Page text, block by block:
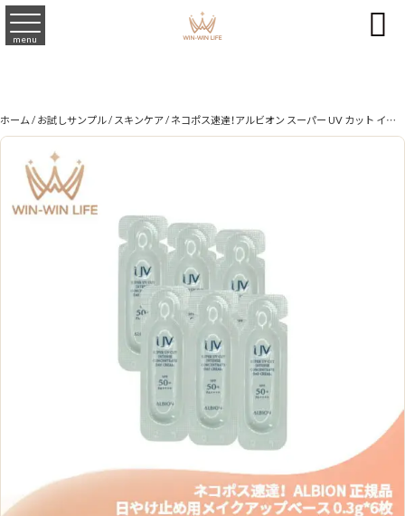
menu 
ホーム/お試しサンプル/スキンケア/ ネコポス速達！アルビオン スーパー UV カット インテンスコンセントレート デイクリーム 日やけ止め用メイクアップベース 日中用クリーム 0.3g*6枚 お試しセット サシェサンプル トラベルサイズ UV効果 弾力 ハリ 透明感 整肌 UVカット スキンケア ALBION albion